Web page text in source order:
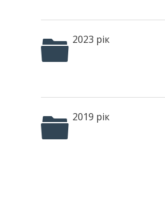
2023 рік
2019 рік